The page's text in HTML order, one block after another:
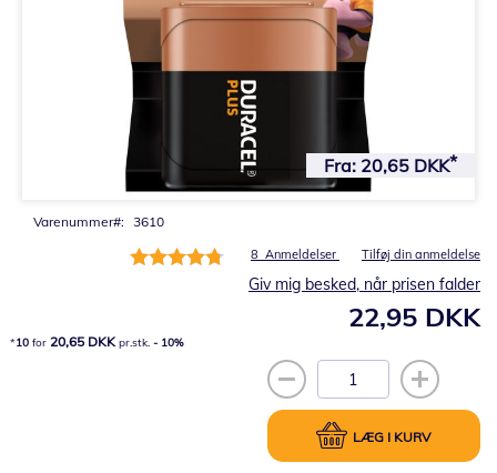
Varenummer 3610
Bedømmelse:
8 Anmeldelser Tilføj din anmeldelse
22,95 DKK
Giv mig besked, når prisen falder
LÆG I KURV
10 for20,65 DKK pr.stk.- 10%
Fra: 20,65 DKK